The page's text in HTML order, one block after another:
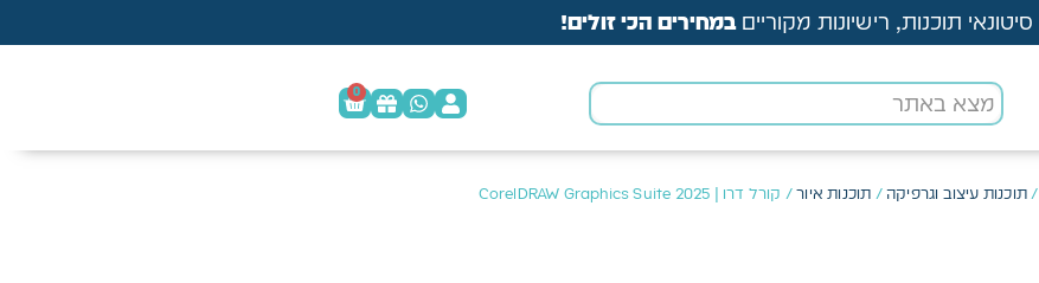
סיטונאי תוכנות, רישיונות מקורייםבמחירים הכי זולים!
0
/תוכנות עיצוב וגרפיקה/ תוכנות איור/ קורל דרו | CorelDRAW Graphics Suite 2025